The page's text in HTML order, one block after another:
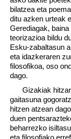
bilatzea eta
ditu azken urteak
Gerediagak,
teorizazioa bildu
Esku-zabaltasun
eta idazkeraren
filosofikoa, oso
dago.
Gizakiak
gaitasuna
hitzen atzean
duen
beharrezko